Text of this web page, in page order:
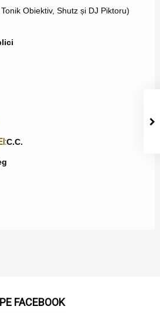
Obiektiv, Shutz și DJ Piktoru)
C.C.
FACEBOOK